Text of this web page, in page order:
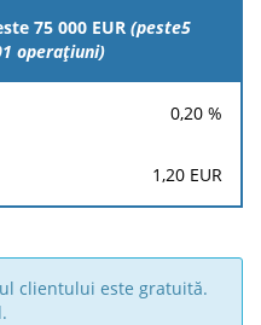
75 000 EUR (peste5
operațiuni)
0,20 %
1,20 EUR
clientului este gratuită.